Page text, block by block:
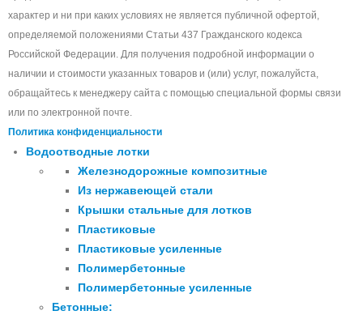
характер и ни при каких условиях не является публичной офертой,
определяемой положениями Статьи 437 Гражданского кодекса
Российской Федерации. Для получения подробной информации о
наличии и стоимости указанных товаров и (или) услуг, пожалуйста,
обращайтесь к менеджеру сайта с помощью специальной формы связи
или по электронной почте.
Политика конфиденциальности
Водоотводные лотки
Железнодорожные композитные
Из нержавеющей стали
Крышки стальные для лотков
Пластиковые
Пластиковые усиленные
Полимербетонные
Полимербетонные усиленные
Бетонные: